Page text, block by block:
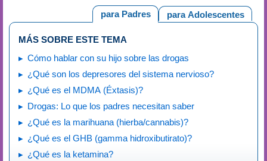
para Adolescentes
para Padres
MÁS SOBRE ESTE TEMA
Cómo hablar con su hijo sobre las drogas
¿Qué son los depresores del sistema nervioso?
¿Qué es el MDMA (Éxtasis)?
Drogas: Lo que los padres necesitan saber
¿Qué es la marihuana (hierba/cannabis)?
¿Qué es el GHB (gamma hidroxibutirato)?
¿Qué es la ketamina?